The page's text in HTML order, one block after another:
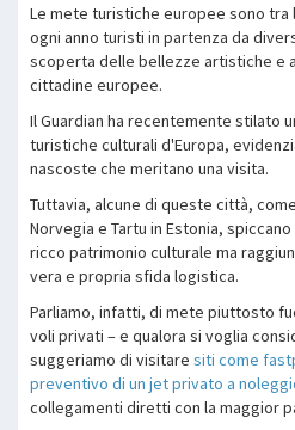
Le mete turistiche europee sono tra
ogni anno turisti in partenza da
scoperta delle bellezze artistiche e
cittadine europee.
Il Guardian ha recentemente stilato
turistiche culturali d'Europa,
nascoste che meritano una visita.
Tuttavia, alcune di queste città,
Norvegia e Tartu in Estonia,
ricco patrimonio culturale ma
vera e propria sfida logistica.
Parliamo, infatti, di mete piuttosto
voli privati – e qualora si voglia
suggeriamo di visitare siti come
preventivo di un jet privato a
collegamenti diretti con la maggior